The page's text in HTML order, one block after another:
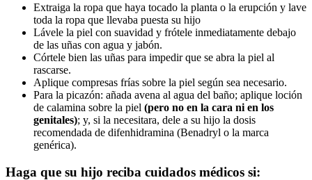
Extraiga la ropa que haya tocado la planta o la erupción y lave
toda la ropa que llevaba puesta su hijo
Lávele la piel con suavidad y frótele inmediatamente debajo
de las uñas con agua y jabón.
Córtele bien las uñas para impedir que se abra la piel al
rascarse.
Aplique compresas frías sobre la piel según sea necesario.
Para la picazón: añada avena al agua del baño; aplique loción
de calamina sobre la piel (pero no en la cara ni en los
genitales); y, si la necesitara, dele a su hijo la dosis
recomendada de difenhidramina (Benadryl o la marca
genérica).
Haga que su hijo reciba cuidados médicos si: